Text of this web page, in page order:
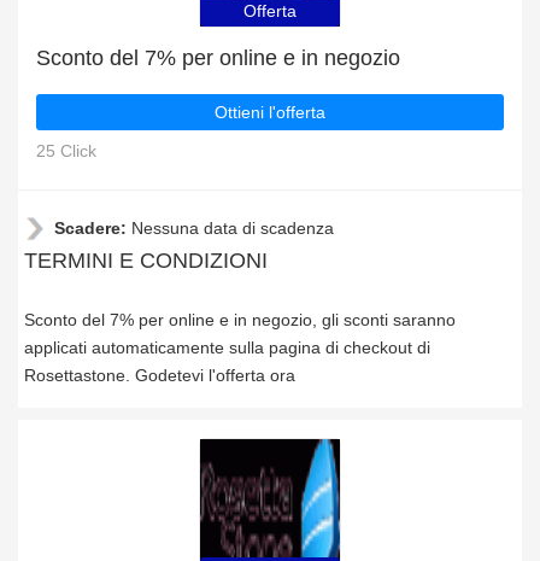
Offerta
Sconto del 7% per online e in negozio
Ottieni l'offerta
25 Click
Scadere: Nessuna data di scadenza
TERMINI E CONDIZIONI
Sconto del 7% per online e in negozio, gli sconti saranno
applicati automaticamente sulla pagina di checkout di
Rosettastone. Godetevi l'offerta ora